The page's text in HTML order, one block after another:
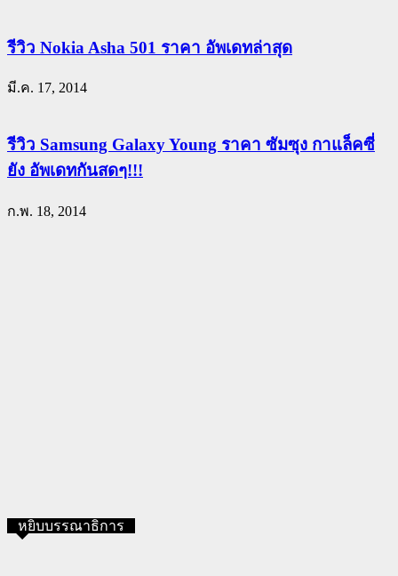
รีวิว Nokia Asha 501 ราคา อัพเดทล่าสุด
มี.ค. 17, 2014
รีวิว Samsung Galaxy Young ราคา ซัมซุง กาแล็คซี่
ยัง อัพเดทกันสดๆ!!!
ก.พ. 18, 2014
หยิบบรรณาธิการ